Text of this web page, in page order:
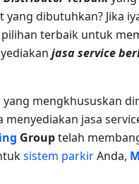
dibutuhkan? Jika
terbaik untuk
jasa service
yang mengkhususkan
menyediakan jasa
Grouptelah
sistem parkirAnda,